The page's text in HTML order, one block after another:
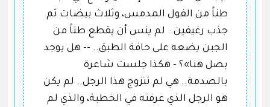
طناً من الفول المدمس، وثلاث بيضات ثم
جذب رغيفين.. لم ينس أن يقطع طناً من
الجبن يضعه على حافة الطبق.. -- هل يوجد
بصل هنا»؟ - هكذا جلست شاعرة
بالصدمة.. هي لم تتزوج هذا الرجل.. لم يكن
هو الرجل الذي عرفته في الخطبة، والذي لم